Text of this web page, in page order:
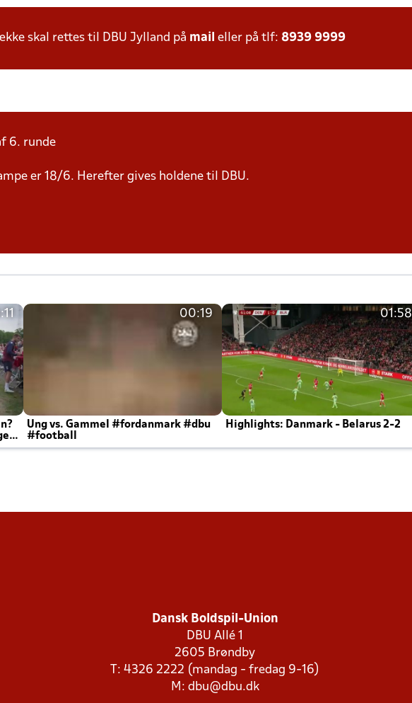
skal rettes til DBU Jylland på mail eller på tlf: 8939 9999
6. runde
er 18/6. Herefter gives holdene til DBU.
00:19
Ung vs. Gammel #fordanmark #dbu
#football
01:58
Highlights: Danmark - Belarus 2-2
Dansk Boldspil-Union
DBU Allé 1
2605 Brøndby
T: 4326 2222 (mandag - fredag 9-16)
M: dbu@dbu.dk